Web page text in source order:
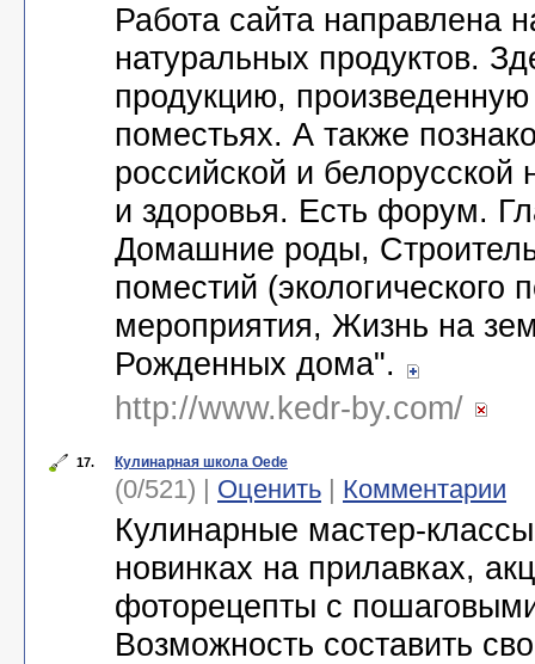
Работа сайта направлена
натуральных продуктов.
продукцию,
поместьях. А также
российской и белорусской
и здоровья. Есть форум.
Домашние роды,
поместий (экологического
мероприятия, Жизнь на
Рожденных дома".
http://www.kedr-by.com/
17. Кулинарная школа Oede
(0/521) | Оценить | Комментарии
Кулинарные мастер-
новинках на прилавках,
фоторецепты с
Возможность составить